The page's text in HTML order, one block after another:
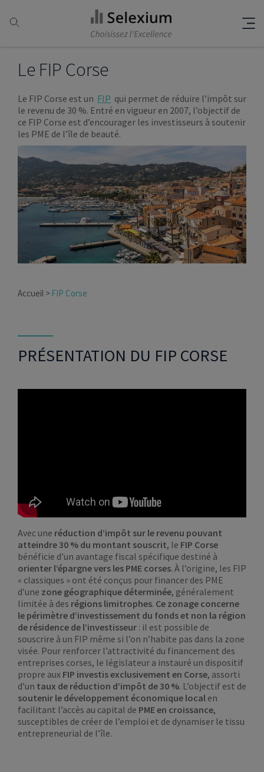
Le FIP Corse
Le FIP Corse est un FIP qui permet de réduire l’impôt sur
le revenu de 30 %. Entré en vigueur en 2007, l’objectif de
ce FIP Corse est d’encourager les investisseurs à soutenir
les PME de l’île de beauté.
Accueil FIP Corse
PRÉSENTATION DU FIP CORSE
Avec une réduction d’impôt sur le revenu pouvant
atteindre 30 % du montant souscrit, le FIP Corse
bénéficie d’un avantage fiscal spécifique destiné à
orienter l’épargne vers les PME corses. À l’origine, les FIP
« classiques » ont été conçus pour financer des PME
d’une zone géographique déterminée, généralement
limitée à des régions limitrophes. Ce zonage concerne
le périmètre d’investissement du fonds et non la région
de résidence de l’investisseur : il est possible de
souscrire à un FIP même si l’on n’habite pas dans la zone
visée. Pour renforcer l’attractivité du financement des
entreprises corses, le législateur a instauré un dispositif
propre aux FIP investis exclusivement en Corse, assorti
d’un taux de réduction d’impôt de 30 %. L’objectif est de
soutenir le développement économique local en
facilitant l’accès au capital de PME en croissance,
susceptibles de créer de l’emploi et de dynamiser le tissu
entrepreneurial de l’île.